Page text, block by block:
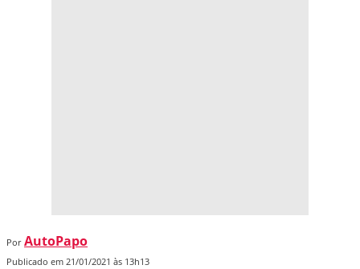
Por AutoPapo
Publicado em 21/01/2021 às 13h13